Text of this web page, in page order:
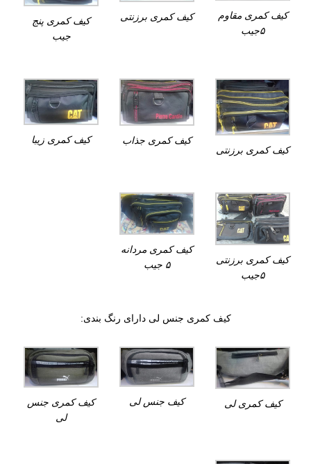
کیف کمری مقاوم
۵جیب
کیف کمری برزنتی
کیف کمری پنج
جیب
کیف کمری برزنتی
کیف کمری جذاب کیف کمری زیبا
کیف کمری برزنتی
۵جیب
کیف کمری مردانه
۵ جیب
کیف کمری جنس لی دارای رنگ بندی:
کیف کمری لی کیف جنس لی
کیف کمری جنس
لی